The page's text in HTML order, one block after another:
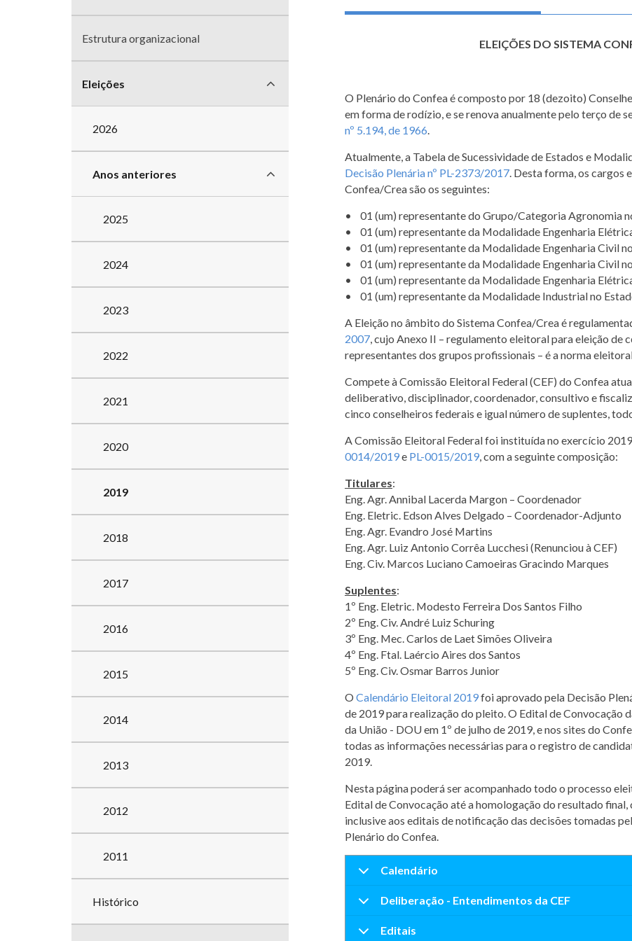
ELEIÇÕES DO SISTEMA
O Plenário do Confea é composto por 18 (dezoito)
em forma de rodízio, e se renova anualmente pelo terço de
nº 5.194, de 1966.
Atualmente, a Tabela de Sucessividade de Estados e
Decisão Plenária nº PL-2373/2017. Desta forma, os cargos
Confea/Crea são os seguintes:
• 01 (um) representante do Grupo/Categoria Agronomia
• 01 (um) representante da Modalidade Engenharia
• 01 (um) representante da Modalidade Engenharia Civil
• 01 (um) representante da Modalidade Engenharia Civil
• 01 (um) representante da Modalidade Engenharia
• 01 (um) representante da Modalidade Industrial no
A Eleição no âmbito do Sistema Confea/Crea é
2007, cujo Anexo II – regulamento eleitoral para eleição de
representantes dos grupos profissionais – é a norma
Compete à Comissão Eleitoral Federal (CEF) do Confea
deliberativo, disciplinador, coordenador, consultivo e
cinco conselheiros federais e igual número de suplentes,
A Comissão Eleitoral Federal foi instituída no exercício
0014/2019e PL-0015/2019, com a seguinte composição:
Titulares:
Eng. Agr. Annibal Lacerda Margon – Coordenador
Eng. Eletric. Edson Alves Delgado – Coordenador-Adjunto
Eng. Agr. Evandro José Martins
Eng. Agr. Luiz Antonio Corrêa Lucchesi (Renunciou à CEF)
Eng. Civ. Marcos Luciano Camoeiras Gracindo Marques
Suplentes:
1º Eng. Eletric. Modesto Ferreira Dos Santos Filho
2º Eng. Civ. André Luiz Schuring
3º Eng. Mec. Carlos de Laet Simões Oliveira
4º Eng. Ftal. Laércio Aires dos Santos
5º Eng. Civ. Osmar Barros Junior
O Calendário Eleitoral 2019foi aprovado pela Decisão
de 2019 para realização do pleito. O Edital de Convocação
da União - DOU em 1º de julho de 2019, e nos sites do
todas as informações necessárias para o registro de
2019.
Nesta página poderá ser acompanhado todo o processo
Edital de Convocação até a homologação do resultado
inclusive aos editais de notificação das decisões tomadas
Plenário do Confea.
Calendário
Deliberação - Entendimentos da CEF
Editais
Estrutura organizacional
Eleições
2026
Anos anteriores
2025
2024
2023
2022
2021
2020
2019
2018
2017
2016
2015
2014
2013
2012
2011
Histórico